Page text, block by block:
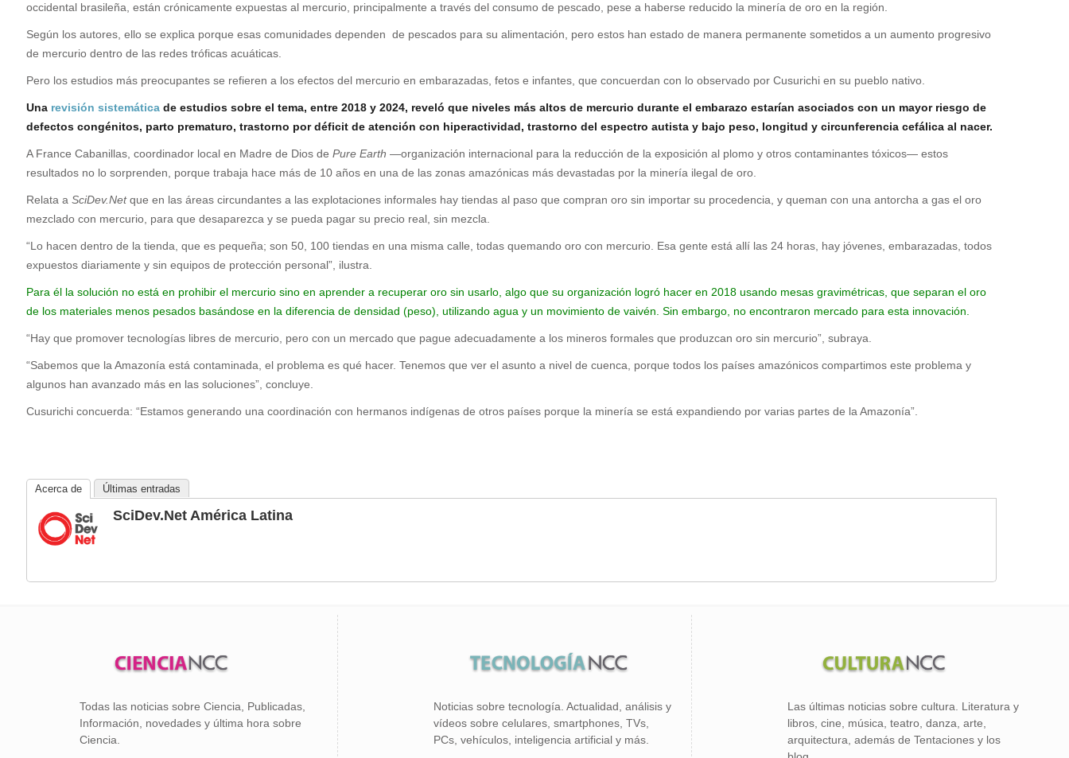
occidental brasileña, están crónicamente expuestas al mercurio, principalmente a través del consumo de pescado, pese a haberse reducido la minería de oro en la región.
Según los autores, ello se explica porque esas comunidades dependen de pescados para su alimentación, pero estos han estado de manera permanente sometidos a un aumento progresivo
de mercurio dentro de las redes tróficas acuáticas.
Pero los estudios más preocupantes se refieren a los efectos del mercurio en embarazadas, fetos e infantes, que concuerdan con lo observado por Cusurichi en su pueblo nativo.
Una revisión sistemática de estudios sobre el tema, entre 2018 y 2024, reveló que niveles más altos de mercurio durante el embarazo estarían asociados con un mayor riesgo de
defectos congénitos, parto prematuro, trastorno por déficit de atención con hiperactividad, trastorno del espectro autista y bajo peso, longitud y circunferencia cefálica al nacer.
A France Cabanillas, coordinador local en Madre de Dios de Pure Earth —organización internacional para la reducción de la exposición al plomo y otros contaminantes tóxicos— estos
resultados no lo sorprenden, porque trabaja hace más de 10 años en una de las zonas amazónicas más devastadas por la minería ilegal de oro.
Relata a SciDev.Netque en las áreas circundantes a las explotaciones informales hay tiendas al paso que compran oro sin importar su procedencia, y queman con una antorcha a gas el oro
mezclado con mercurio, para que desaparezca y se pueda pagar su precio real, sin mezcla.
“Lo hacen dentro de la tienda, que es pequeña; son 50, 100 tiendas en una misma calle, todas quemando oro con mercurio. Esa gente está allí las 24 horas, hay jóvenes, embarazadas, todos
expuestos diariamente y sin equipos de protección personal”, ilustra.
Para él la solución no está en prohibir el mercurio sino en aprender a recuperar oro sin usarlo, algo que su organización logró hacer en 2018 usando mesas gravimétricas, que separan el oro
de los materiales menos pesados basándose en la diferencia de densidad (peso), utilizando agua y un movimiento de vaivén. Sin embargo, no encontraron mercado para esta innovación.
“Hay que promover tecnologías libres de mercurio, pero con un mercado que pague adecuadamente a los mineros formales que produzcan oro sin mercurio”, subraya.
“Sabemos que la Amazonía está contaminada, el problema es qué hacer. Tenemos que ver el asunto a nivel de cuenca, porque todos los países amazónicos compartimos este problema y
algunos han avanzado más en las soluciones”, concluye.
Cusurichi concuerda: “Estamos generando una coordinación con hermanos indígenas de otros países porque la minería se está expandiendo por varias partes de la Amazonía”.
Acerca de Últimas entradas
SciDev.Net América Latina
Todas las noticias sobre Ciencia, Publicadas,
Información, novedades y última hora sobre
Ciencia.
Noticias sobre tecnología. Actualidad, análisis y
vídeos sobre celulares, smartphones, TVs,
PCs, vehículos, inteligencia artificial y más.
Las últimas noticias sobre cultura. Literatura y
libros, cine, música, teatro, danza, arte,
arquitectura, además de Tentaciones y los